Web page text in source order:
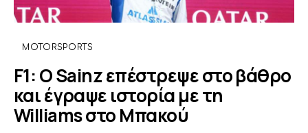
MOTORSPORTS
F1: Ο Sainz επέστρεψε στο βάθρο
και έγραψε ιστορία με τη
Williams στο Μπακού